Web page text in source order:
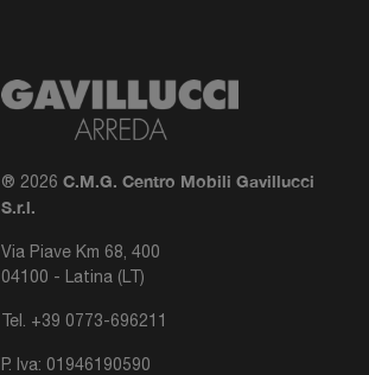
® 2026 C.M.G. Centro Mobili Gavillucci
S.r.l.
Via Piave Km 68, 400
04100 - Latina (LT)
Tel. +39 0773-696211
P. Iva: 01946190590